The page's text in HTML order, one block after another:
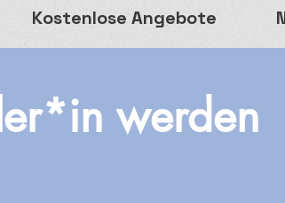
Kostenlose Angebote
werden